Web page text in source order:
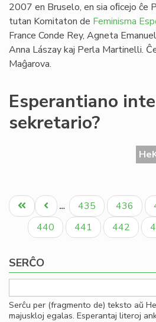
2007 en Bruselo, en sia oﬁcejo ĉe
tutan Komitaton de Feminisma
France Conde Rey, Agneta
Anna Lászay kaj Perla Martinelli.
Maĝarova.
Esperantiano
sekretario?
Pagination
Unua
paĝo
Antaŭa
paĝo
… Paĝo
435 Paĝo
436
Paĝo
440 Paĝo
441 Paĝo
442
SERĈO
Serĉu per (fragmento de) teksto aŭ
majuskloj egalas. Esperantaj literoj